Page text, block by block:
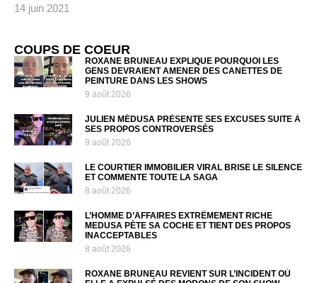
14 juin 2021
COUPS DE COEUR
ROXANE BRUNEAU EXPLIQUE POURQUOI LES
GENS DEVRAIENT AMENER DES CANETTES DE
PEINTURE DANS LES SHOWS
9 août 2026
JULIEN MÉDUSA PRÉSENTE SES EXCUSES SUITE À
SES PROPOS CONTROVERSÉS
9 août 2026
LE COURTIER IMMOBILIER VIRAL BRISE LE SILENCE
ET COMMENTE TOUTE LA SAGA
8 août 2026
L’HOMME D’AFFAIRES EXTRÊMEMENT RICHE
MEDUSA PÈTE SA COCHE ET TIENT DES PROPOS
INACCEPTABLES
8 août 2026
ROXANE BRUNEAU REVIENT SUR L’INCIDENT OÙ